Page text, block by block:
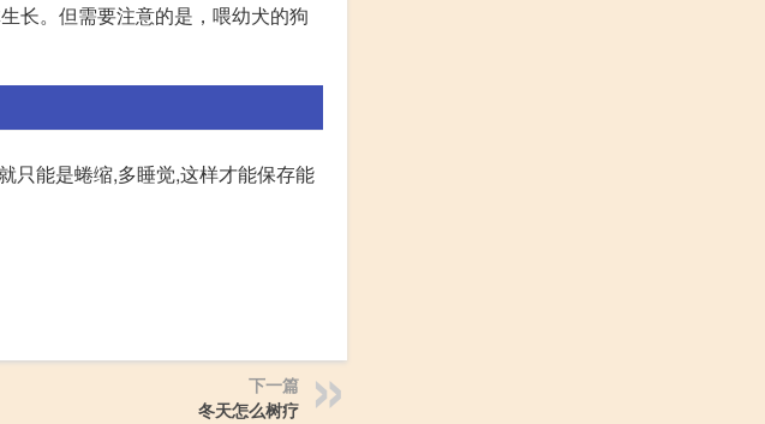
长。但需要注意的是，喂幼犬的狗
只能是蜷缩,多睡觉,这样才能保存能
下一篇
冬天怎么树疗